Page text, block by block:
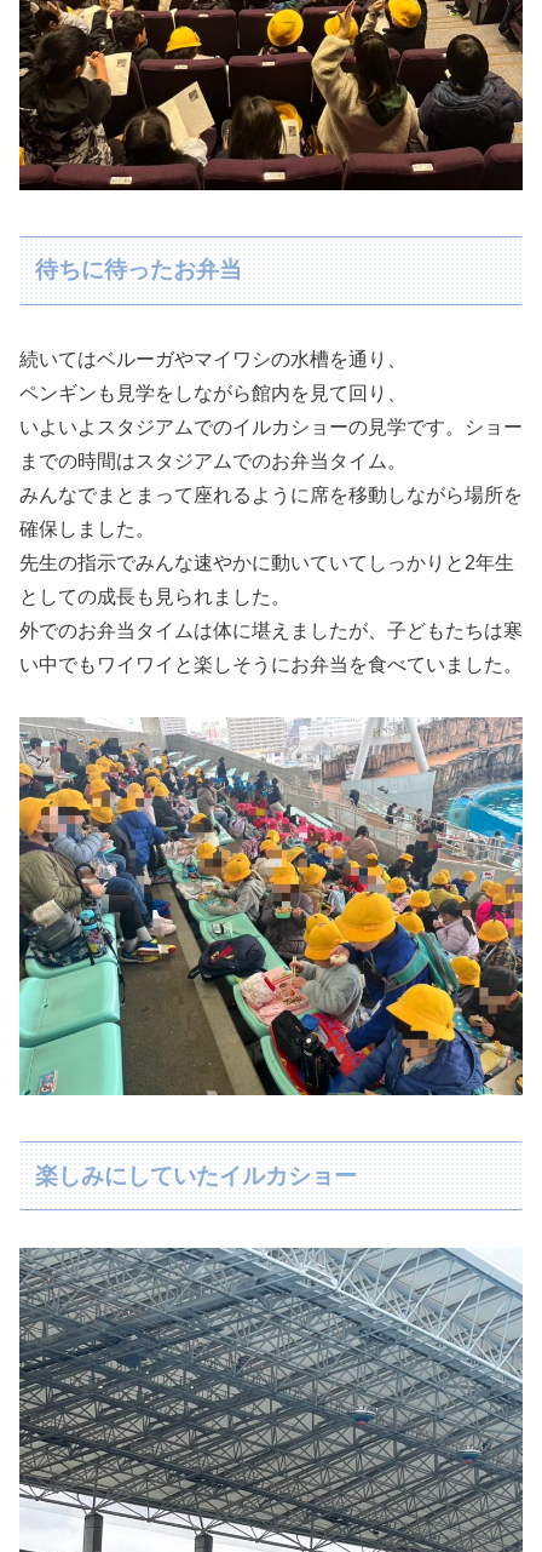
待ちに待ったお弁当
続いてはベルーガやマイワシの水槽を通り、
ペンギンも見学をしながら館内を見て回り、
いよいよスタジアムでのイルカショーの見学です。ショー
までの時間はスタジアムでのお弁当タイム。
みんなでまとまって座れるように席を移動しながら場所を
確保しました。
先生の指示でみんな速やかに動いていてしっかりと2年生
としての成長も見られました。
外でのお弁当タイムは体に堪えましたが、子どもたちは寒
い中でもワイワイと楽しそうにお弁当を食べていました。
楽しみにしていたイルカショー